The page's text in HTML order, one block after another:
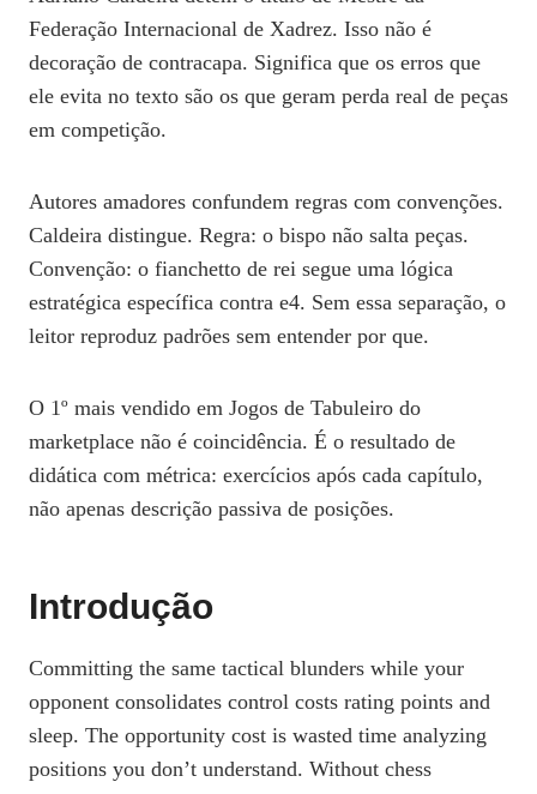
Federação Internacional de Xadrez. Isso não é
decoração de contracapa. Significa que os erros que
ele evita no texto são os que geram perda real de peças
em competição.
Autores amadores confundem regras com convenções.
Caldeira distingue. Regra: o bispo não salta peças.
Convenção: o fianchetto de rei segue uma lógica
estratégica específica contra e4. Sem essa separação, o
leitor reproduz padrões sem entender por que.
O 1º mais vendido em Jogos de Tabuleiro do
marketplace não é coincidência. É o resultado de
didática com métrica: exercícios após cada capítulo,
não apenas descrição passiva de posições.
Introdução
Committing the same tactical blunders while your
opponent consolidates control costs rating points and
sleep. The opportunity cost is wasted time analyzing
positions you don’t understand. Without chess